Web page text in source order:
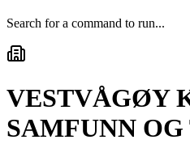
Search for a command to run...
VESTVÅGØY
SAMFUNN